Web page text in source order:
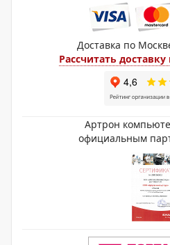
Доставка по
Рассчитать
Артрон
официальным